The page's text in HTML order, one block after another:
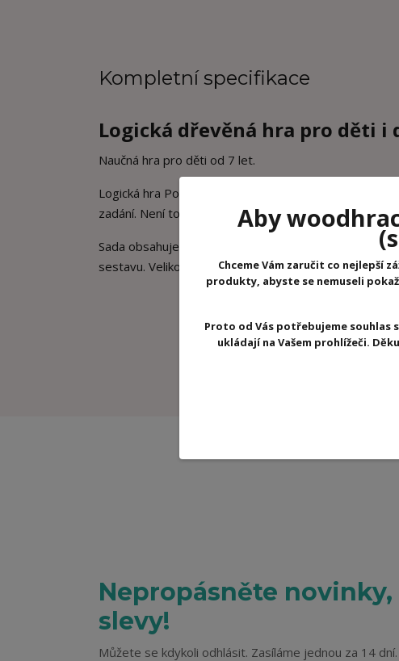
Kompletní specifikace
Logická dřevěná hra pro děti i
Naučná hra pro děti od 7 let.
Logická hra Polyssimo je sada kostek určená ke
zadání. Není to však vůbec jednoduché.
Sada obsahuje 1 podklad pro stavění kostky, 30
sestavu. Velikost balení 21,5 x 21,5 x 3cm.
Nepropásněte novinky,
slevy!
Můžete se kdykoli odhlásit. Zasíláme jednou za 14 dní.
Aby
Chceme Vám zaručit co nejlepší
produkty, abyste se nemuseli
Proto od Vás potřebujeme souhlas
ukládají na Vašem prohlížeči.